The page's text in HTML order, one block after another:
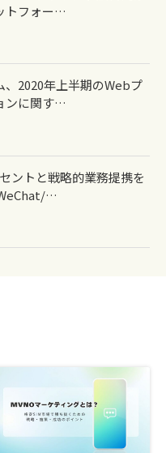
トフォー…
、2020年上半期のWebプ
ンに関す…
ントと戦略的業務提携を
…